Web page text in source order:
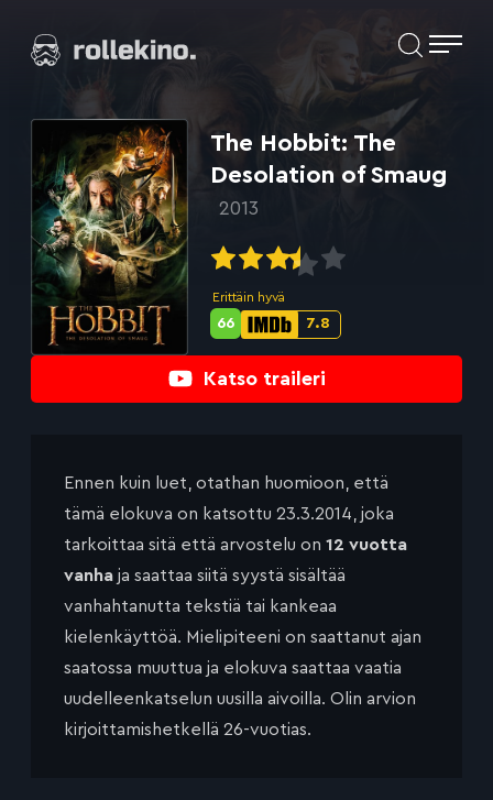
suoraan
Elokuvat ja elokuva-arviot | Rollekino.fi
lopputekstien
jälkeen.
Katso traileri
The Hobbit: The
Desolation of Smaug
2013
Erittäin hyvä
IMDb-
pisteet:
7.8
Metascore-
66
Ennen kuin luet, otathan huomioon, että
tämä elokuva on katsottu 23.3.2014, joka
tarkoittaa sitä että arvostelu on 12 vuotta
vanha ja saattaa siitä syystä sisältää
vanhahtanutta tekstiä tai kankeaa
kielenkäyttöä. Mielipiteeni on saattanut ajan
saatossa muuttua ja elokuva saattaa vaatia
uudelleenkatselun uusilla aivoilla. Olin arvion
kirjoittamishetkellä 26-vuotias.